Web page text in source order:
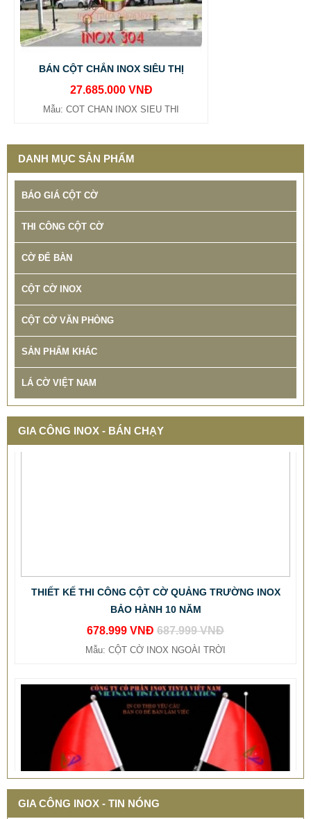
BÁN CỘT CHẮN INOX SIÊU THỊ
27.685.000 VNĐ
Mẫu: COT CHAN INOX SIEU THI
DANH MỤC SẢN PHẨM
BÁO GIÁ CỘT CỜ
THI CÔNG CỘT CỜ
CỜ ĐỂ BÀN
CỘT CỜ INOX
CỘT CỜ VĂN PHÒNG
SẢN PHẨM KHÁC
LÁ CỜ VIỆT NAM
GIA CÔNG INOX - BÁN CHẠY
BẢO HÀNH 10 NĂM
678.999 VNĐ687.999 VNĐ
Mẫu: CỘT CỜ INOX NGOÀI TRỜI
GIA CÔNG INOX - TIN NÓNG